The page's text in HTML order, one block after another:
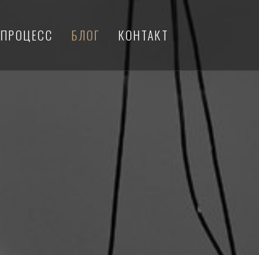
ПРОЦЕСС БЛОГ КОНТАКТ